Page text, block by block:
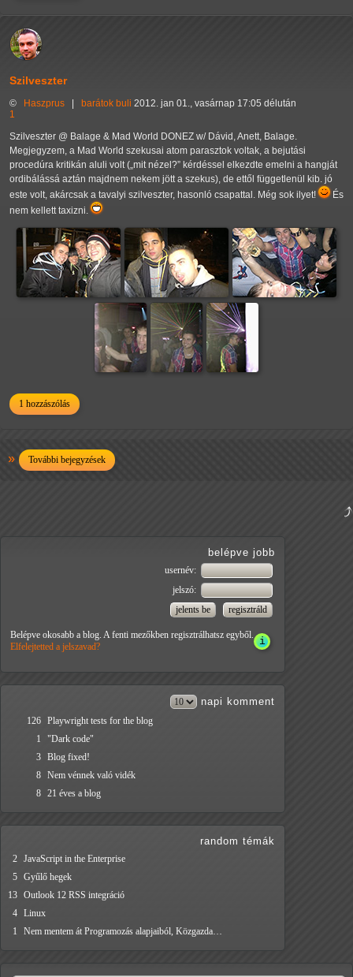
Szilveszter
© Haszprus barátok buli 2012. jan 01., vasárnap 17:05 délután
1
Szilveszter @ Balage & Mad World DONEZ w/ Dávid, Anett, Balage.
Megjegyzem, a Mad World szekusai atom parasztok voltak, a bejutási
procedúra kritikán aluli volt ( mit nézel?
kérdéssel elkezdte emelni a hangját
ordibálássá aztán majdnem nekem jött a szekus), de ettől függetlenül kib. jó
este volt, akárcsak a tavalyi szilveszter, hasonló csapattal. Még sok ilyet!
És
nem kellett taxizni.
1 hozzászólás
További bejegyzések
belépve jobb
usernév:
jelszó:
Belépve okosabb a blog. A fenti mezőkben regisztrálhatsz egyből.
Elfelejtetted a jelszavad?
napi komment
126 Playwright tests for the blog
1
"Dark code"
3 Blog fixed!
8 Nem vénnek való vidék
8 21 éves a blog
random témák
2 JavaScript in the Enterprise
5 Gyűlő hegek
13 Outlook 12 RSS integráció
4 Linux
1
Nem mentem át Programozás alapjaiból, Közgazda…